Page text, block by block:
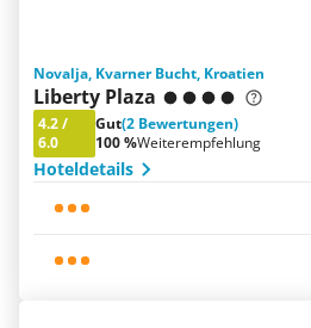
Novalja, Kvarner Bucht, Kroatien
Liberty Plaza
4.2/
6.0
Gut(2 Bewertungen)
100 %Weiterempfehlung
Hoteldetails